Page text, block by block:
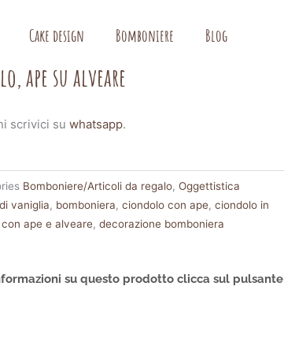
Cake design Bomboniere Blog
ape su alveare
scrivici suwhatsapp.
Bomboniere/Articoli da regalo,Oggettistica
vaniglia, bomboniera,ciondolo con ape,ciondolo in
ape e alveare,decorazione bomboniera
su questo prodotto clicca sul pulsante